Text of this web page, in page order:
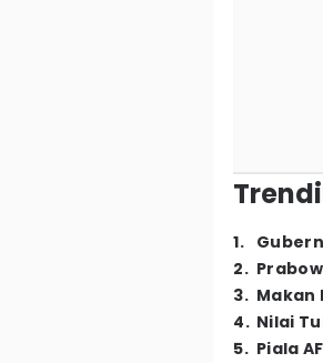
1.
2.
3. Makan
4. Nilai
5. Piala